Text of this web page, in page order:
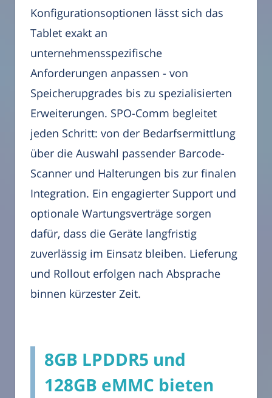
Konfigurationsoptionen lässt sich das
Tablet exakt an
unternehmensspezifische
Anforderungen anpassen - von
Speicherupgrades bis zu spezialisierten
Erweiterungen. SPO-Comm begleitet
jeden Schritt: von der Bedarfsermittlung
über die Auswahl passender Barcode-
Scanner und Halterungen bis zur finalen
Integration. Ein engagierter Support und
optionale Wartungsverträge sorgen
dafür, dass die Geräte langfristig
zuverlässig im Einsatz bleiben. Lieferung
und Rollout erfolgen nach Absprache
binnen kürzester Zeit.
8GB LPDDR5 und
128GB eMMC bieten